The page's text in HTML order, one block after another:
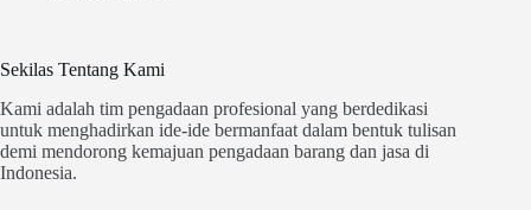
Sekilas Tentang Kami
Kami adalah tim pengadaan profesional yang berdedikasi
untuk menghadirkan ide-ide bermanfaat dalam bentuk tulisan
demi mendorong kemajuan pengadaan barang dan jasa di
Indonesia.